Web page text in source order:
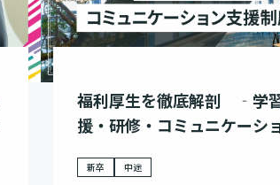
福利厚生を徹底解剖 ‐学
援・研修・コミュニケーシ
新卒 中途